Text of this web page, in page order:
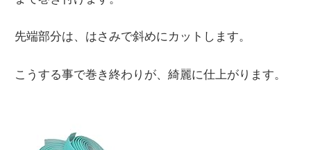
先端部分は、はさみで斜めにカットします。
こうする事で巻き終わりが、綺麗に仕上がります。